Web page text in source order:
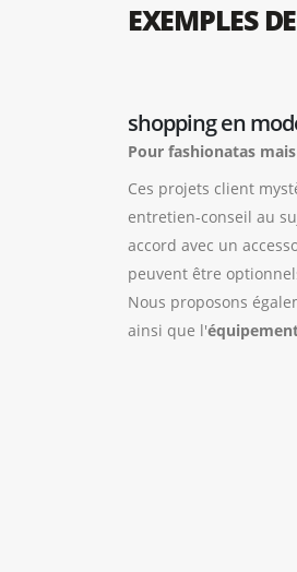
EXEMPLES
shopping en
Pour fashionatas
Ces projets client
entretien-conseil au
accord avec un
peuvent être
Nous proposons
ainsi que l'